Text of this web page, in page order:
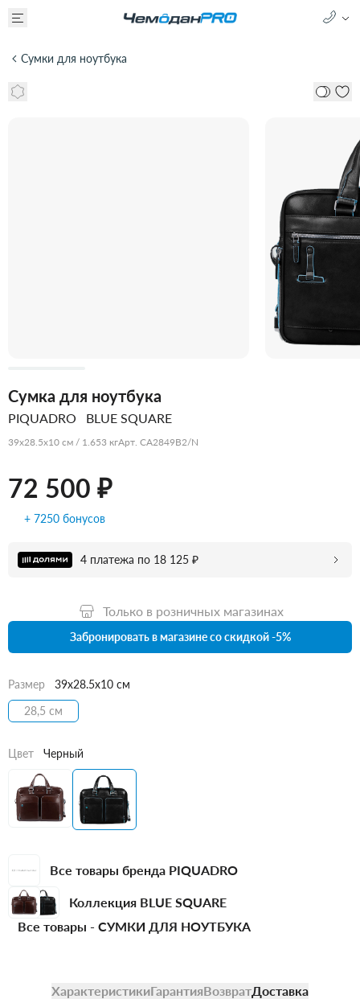
Сумки для ноутбука
Сумка для ноутбука
PIQUADRO BLUE SQUARE
39x28.5x10 см / 1.653 кгАрт. CA2849B2/N
72 500 ₽
+ 7250 бонусов
4 платежа по 18 125 ₽
Только в розничных магазинах
Забронировать в магазине со скидкой -5%
Размер
39x28.5x10 см
28,5 см
Цвет Черный
Все товары бренда PIQUADRO
Коллекция BLUE SQUARE
Все товары - СУМКИ ДЛЯ НОУТБУКА
ХарактеристикиГарантияВозвратДоставка